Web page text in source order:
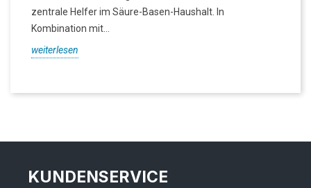
zentrale Helfer im Säure-Basen-Haushalt. In
Kombination mit...
weiterlesen
KUNDENSERVICE